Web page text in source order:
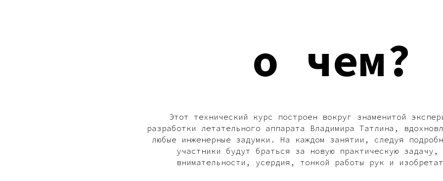
о чем?
Этот технический курс построен вокруг знаменитой
разработки летательного аппарата Владимира Татлина,
любые инженерные задумки. На каждом занятии, следуя
участники будут браться за новую практическую задачу,
внимательности, усердия, тонкой работы рук и